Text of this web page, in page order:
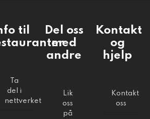
til
Ta
del i
nettverket
Del oss
med
andre
Lik
oss
på
Kontakt
og
hjelp
Kontakt
oss